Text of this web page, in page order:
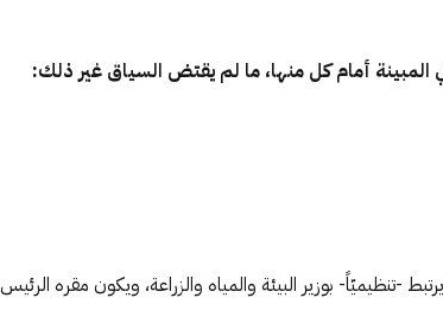
المبينة أمام كل منها، ما لم يقتض السياق غير ذلك:
ويرتبط -تنظيميّاً- بوزير البيئة والمياه والزراعة، ويكون